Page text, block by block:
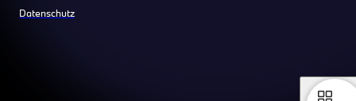
Datenschutz